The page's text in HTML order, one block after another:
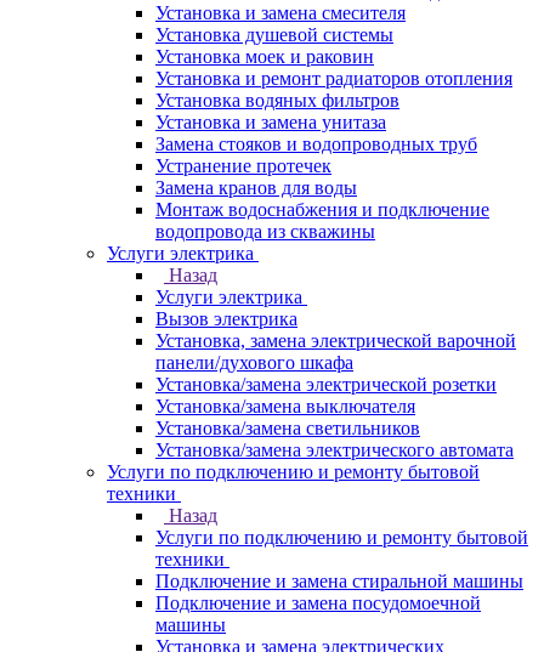
Установка и замена смесителя
Установка душевой системы
Установка моек и раковин
Установка и ремонт радиаторов отопления
Установка водяных фильтров
Установка и замена унитаза
Замена стояков и водопроводных труб
Устранение протечек
Замена кранов для воды
Монтаж водоснабжения и подключение
водопровода из скважины
Услуги электрика
Назад
Услуги электрика
Вызов электрика
Установка, замена электрической варочной
панели/духового шкафа
Установка/замена электрической розетки
Установка/замена выключателя
Установка/замена светильников
Установка/замена электрического автомата
Услуги по подключению и ремонту бытовой
техники
Назад
Услуги по подключению и ремонту бытовой
техники
Подключение и замена стиральной машины
Подключение и замена посудомоечной
машины
Установка и замена электрических